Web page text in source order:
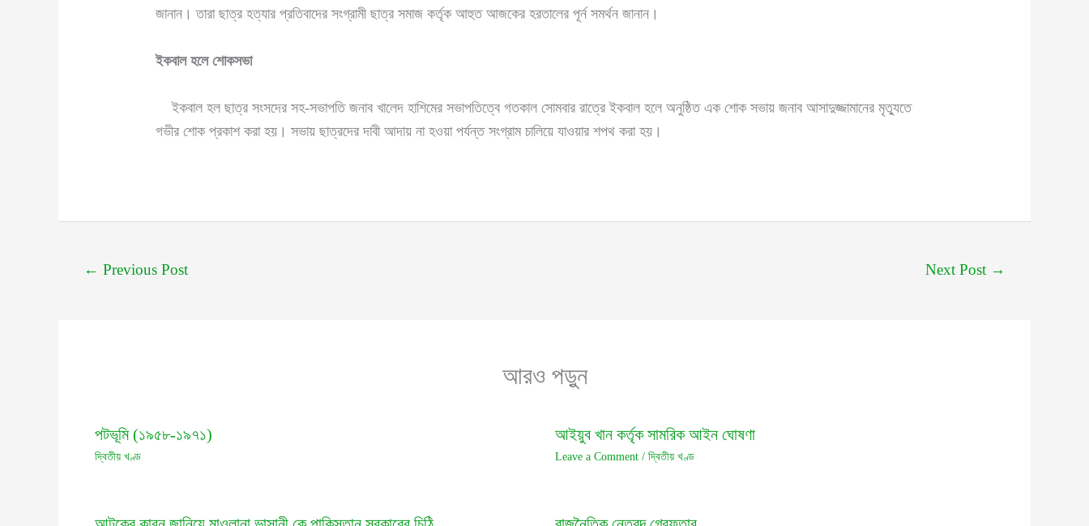
জানান। তারা ছাত্র হত্যার প্রতিবাদের সংগ্রামী ছাত্র সমাজ কর্তৃক আহুত আজকের হরতালের পূর্ন সমর্থন জানান।
ইকবাল হলে শোকসভা
ইকবাল হল ছাত্র সংসদের সহ-সভাপতি জনাব খালেদ হাশিমের সভাপতিত্বে গতকাল সোমবার রাত্রে ইকবাল হলে অনুষ্ঠিত এক শোক সভায় জনাব আসাদুজ্জামানের মৃত্যুতে
গভীর শোক প্রকাশ করা হয়। সভায় ছাত্রদের দাবী আদায় না হওয়া পর্যন্ত সংগ্রাম চালিয়ে যাওয়ার শপথ করা হয়।
← Previous Post Next Post →
আরও পড়ুন
পটভূমি (১৯৫৮-১৯৭১)
দ্বিতীয় খণ্ড
আইয়ুব খান কর্তৃক সামরিক আইন ঘোষণা
Leave a Comment / দ্বিতীয় খণ্ড